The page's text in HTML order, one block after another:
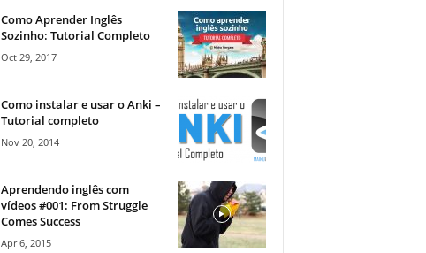
Como Aprender Inglês
Sozinho: Tutorial Completo
Oct 29, 2017
Como instalar e usar o Anki –
Tutorial completo
Nov 20, 2014
Aprendendo inglês com
vídeos #001: From Struggle
Comes Success
Apr 6, 2015